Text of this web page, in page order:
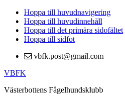
Hoppa till huvudnavigering
Hoppa till huvudinnehåll
Hoppa till det primära sidofältet
Hoppa till sidfot
vbfk.post@gmail.com
VBFK
Västerbottens Fågelhundsklubb